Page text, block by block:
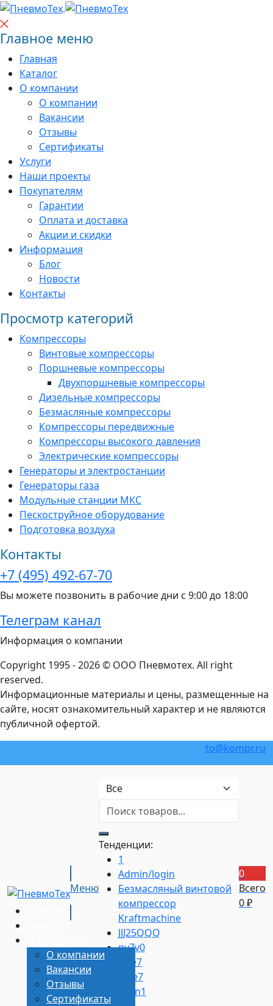
Главное меню
Главная
Каталог
О компании
О компании
Вакансии
Отзывы
Сертификаты
Услуги
Наши проекты
Покупателям
Гарантии
Оплата и доставка
Акции и скидки
Информация
Блог
Новости
Контакты
Просмотр категорий
Компрессоры
Винтовые компрессоры
Поршневые компрессоры
Двухпоршневые компрессоры
Дизельные компрессоры
Безмасляные компрессоры
Компрессоры передвижные
Компрессоры высокого давления
Электрические компрессоры
Генераторы и электростанции
Генераторы газа
Модульные станции МКС
Пескоструйное оборудование
Подготовка воздуха
Контакты
+7 (495) 492-67-70
Вы можете позвонить в рабочие дни с 9:00 до 18:00
Телеграм канал
Информация о компании
Copyright 1995 - 2026 © ООО Пневмотех. All right
reserved.
Информационные материалы и цены, размещенные на
сайте, носят ознакомительный характер и не являются
публичной офертой.
to@kompr.ru
Меню
Тенденции:
1
Admin/login
Безмасляный винтовой
компрессор
Kraftmaсhine
JJJ25QQQ
py7v0
z6je7
ajbe7
q1cn1
0
Всего
0₽
О компании
Вакансии
Отзывы
Сертификаты